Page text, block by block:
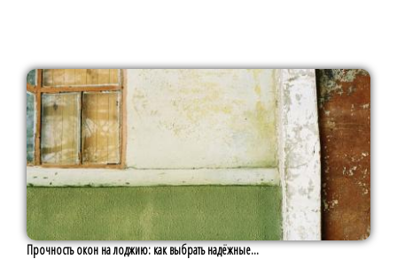
Прочность окон на лоджию: как выбрать надёжные...